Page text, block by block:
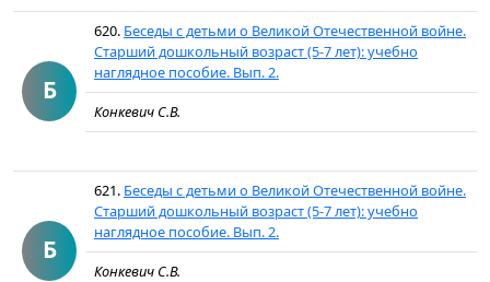
Б
620. Беседы с детьми о Великой Отечественной войне.
Старший дошкольный возраст (5-7 лет): учебно
наглядное пособие. Вып. 2.
Конкевич С.В.
Б
621. Беседы с детьми о Великой Отечественной войне.
Старший дошкольный возраст (5-7 лет): учебно
наглядное пособие. Вып. 2.
Конкевич С.В.